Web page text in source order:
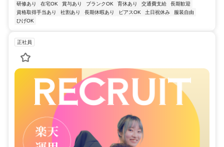
研修あり
在宅OK 賞与あり ブランクOK 育休あり 交通費支給
長期歓迎
資格取得手当あり
社割あり 長期休暇あり ピアスOK 土日祝休み
服装自由
ひげOK
正社員